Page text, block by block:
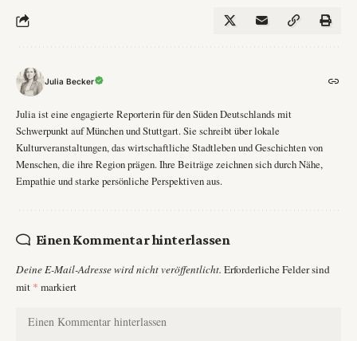
Julia Becker
Julia ist eine engagierte Reporterin für den Süden Deutschlands mit
Schwerpunkt auf München und Stuttgart. Sie schreibt über lokale
Kulturveranstaltungen, das wirtschaftliche Stadtleben und Geschichten von
Menschen, die ihre Region prägen. Ihre Beiträge zeichnen sich durch Nähe,
Empathie und starke persönliche Perspektiven aus.
Einen Kommentar hinterlassen
Deine E-Mail-Adresse wird nicht veröffentlicht. Erforderliche Felder sind
mit * markiert